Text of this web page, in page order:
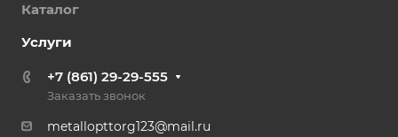
Каталог
Услуги
+7 (861) 29-29-555
Заказать звонок
metallopttorg123@mail.ru